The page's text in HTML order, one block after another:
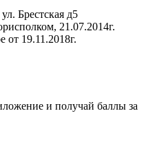
Брестская д5
21.07.2014г.
от 19.11.2018г.
и получай баллы за